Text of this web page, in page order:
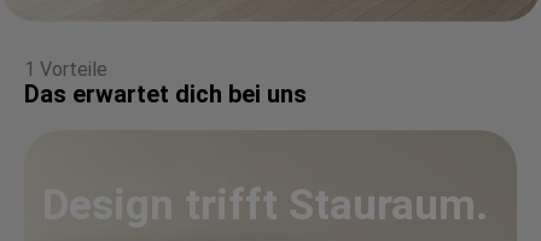
1 Vorteile
Das erwartet dich bei uns
Design trifft Stauraum.